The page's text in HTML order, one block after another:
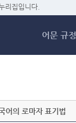
리집입니다.
어문 규정
어의 로마자 표기법